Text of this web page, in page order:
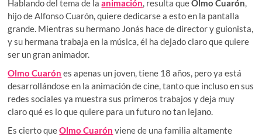
Hablando del tema de laanimación, resulta queOlmo Cuarón,
hijo de Alfonso Cuarón, quiere dedicarse a esto en la pantalla
grande. Mientras su hermano Jonás hace de director y guionista,
y su hermana trabaja en la música, él ha dejado claro que quiere
ser un gran animador.
Olmo Cuarón es apenas un joven, tiene 18 años, pero ya está
desarrollándose en la animación de cine, tanto que incluso en sus
redes sociales ya muestra sus primeros trabajos y deja muy
claro qué es lo que quiere para un futuro no tan lejano.
Es cierto queOlmo Cuarón viene de una familia altamente